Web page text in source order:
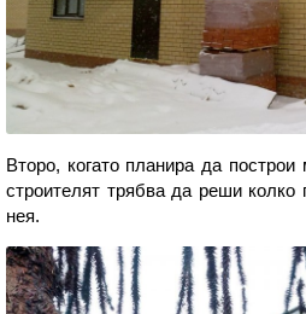
Второ, когато планира да
строителят трябва да реши колко
нея.